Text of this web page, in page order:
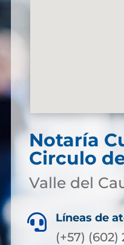
Notaría
Circulo
Valle del
 Líneas de
(+57) (602)